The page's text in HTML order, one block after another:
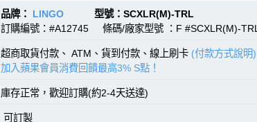
品牌： LINGO 型號：SCXLR(M)-TRL
訂購編號：#A12745 條碼/廠家型號 ：F #SCXLR(M)-TRL
超商取貨付款、 ATM、貨到付款、線上刷卡 (付款方式說明)
加入蘋果會員消費回饋最高3% S點！
庫存正常，歡迎訂購(約2-4天送達)
可訂製